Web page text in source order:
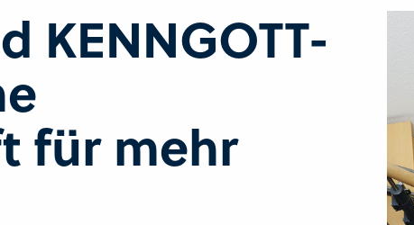
KENNGOTT-
für mehr